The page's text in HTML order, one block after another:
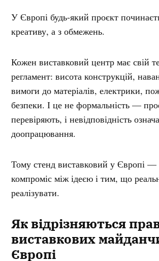
У Європі будь-який проєкт
креативу, а з обмежень.
Кожен виставковий центр має свій
регламент: висота конструкцій,
вимоги до матеріалів, електрики,
безпеки. І це не формальність —
перевіряють, і невідповідність
доопрацювання.
Тому стенд виставковий у Європі —
компроміс між ідеєю і тим, що
реалізувати.
Як відрізняються
виставкових
Європі